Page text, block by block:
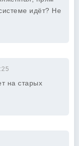
идёт? Не
на старых